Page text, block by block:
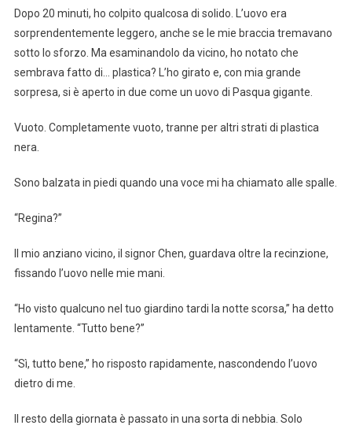
Dopo 20 minuti, ho colpito qualcosa di solido. L’uovo era
sorprendentemente leggero, anche se le mie braccia tremavano
sotto lo sforzo. Ma esaminandolo da vicino, ho notato che
sembrava fatto di… plastica? L’ho girato e, con mia grande
sorpresa, si è aperto in due come un uovo di Pasqua gigante.
Vuoto. Completamente vuoto, tranne per altri strati di plastica
nera.
Sono balzata in piedi quando una voce mi ha chiamato alle spalle.
“Regina?”
Il mio anziano vicino, il signor Chen, guardava oltre la recinzione,
fissando l’uovo nelle mie mani.
“Ho visto qualcuno nel tuo giardino tardi la notte scorsa,” ha detto
lentamente. “Tutto bene?”
“Sì, tutto bene,” ho risposto rapidamente, nascondendo l’uovo
dietro di me.
Il resto della giornata è passato in una sorta di nebbia. Solo